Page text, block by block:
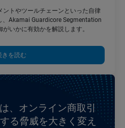
ントやツールチェーンといった自律
、Akamai Guardicore Segmentation
いかに有効かを解説します。
きを読む
、オンライン商取引
る脅威を大きく変え